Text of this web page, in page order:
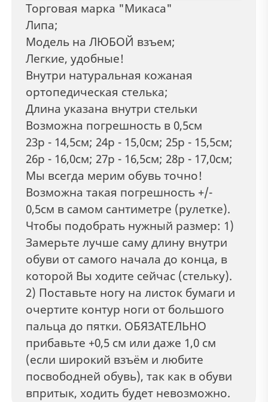
Торговая марка "Микаса"
Липа;
Модель на ЛЮБОЙ взъем;
Легкие, удобные!
Внутри натуральная кожаная
ортопедическая стелька;
Длина указана внутри стельки
Возможна погрешность в 0,5см
23р - 14,5см; 24р - 15,0см; 25р - 15,5см;
26р - 16,0см; 27р - 16,5см; 28р - 17,0см;
Мы всегда мерим обувь точно!
Возможна такая погрешность +/-
0,5см в самом сантиметре (рулетке).
Чтобы подобрать нужный размер: 1)
Замерьте лучше саму длину внутри
обуви от самого начала до конца, в
которой Вы ходите сейчас (стельку).
2) Поставьте ногу на листок бумаги и
очертите контур ноги от большого
пальца до пятки. ОБЯЗАТЕЛЬНО
прибавьте +0,5 см или даже 1,0 см
(если широкий взъём и любите
посвободней обувь), так как в обуви
впритык, ходить будет невозможно.